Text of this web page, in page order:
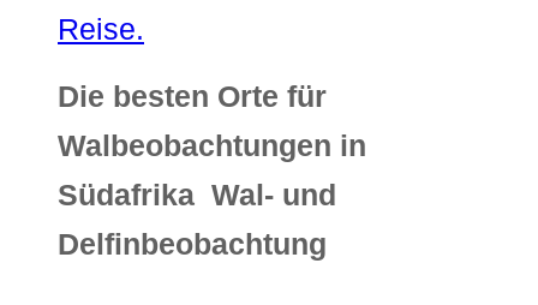
Reise.
Die besten Orte für
Walbeobachtungen in
Südafrika  Wal- und
Delfinbeobachtung